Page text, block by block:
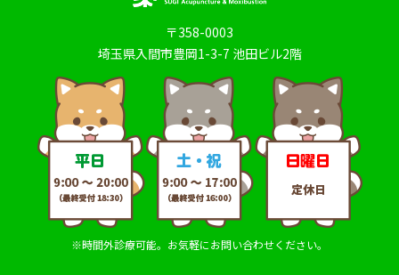
〒358-0003
埼玉県入間市豊岡1-3-7 池田ビル2階
※時間外診療可能。お気軽にお問い合わせください。